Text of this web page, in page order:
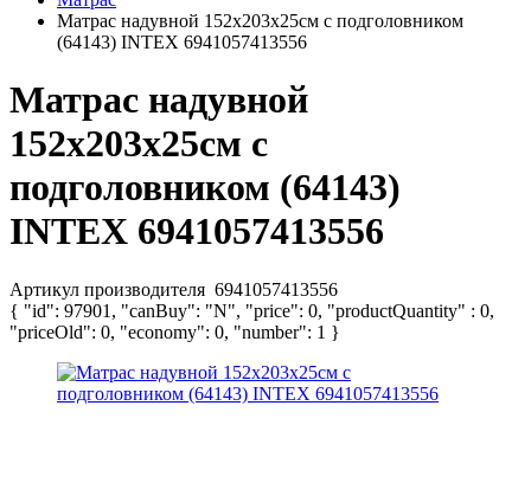
Матрас надувной 152х203х25см с подголовником
(64143) INTEX 6941057413556
Матрас надувной
152х203х25см с
подголовником (64143)
INTEX 6941057413556
Артикул производителя 6941057413556
{ "id": 97901, "canBuy": "N", "price": 0, "productQuantity" : 0,
"priceOld": 0, "economy": 0, "number": 1 }